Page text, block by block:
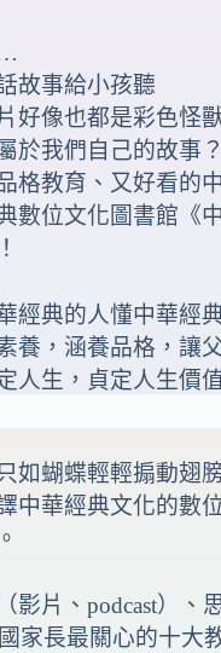
故事給小孩聽
好像也都是彩色怪
於我們自己的故事？
格教育、又好看
數位文化圖書館《
經典的人懂中華經典
養，涵養品格，讓
人生，貞定人生價
如蝴蝶輕輕搧動翅
中華經典文化的
影片、podcast）
家長最關心的十